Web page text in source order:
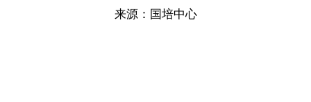
来源：国培中心